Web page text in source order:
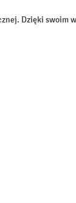
Dzięki swoim